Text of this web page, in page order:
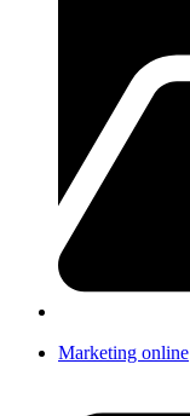
Marketing online